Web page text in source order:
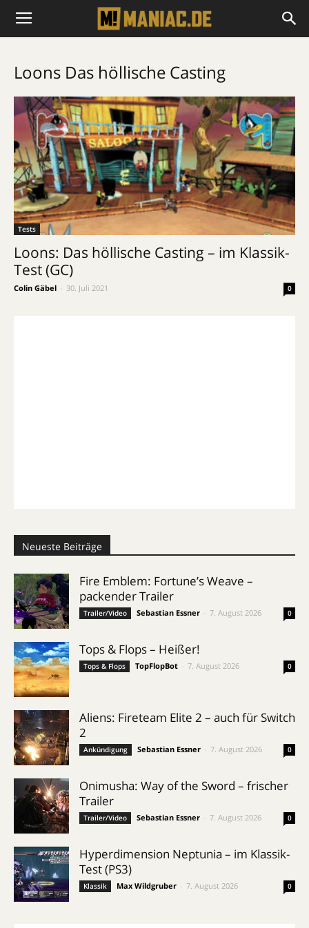
Loons Das höllische Casting
Tests
Loons: Das höllische Casting – im Klassik-
Test (GC)
Colin Gäbel 30. Juli 2021 0
Neueste Beiträge
Fire Emblem: Fortune’s Weave –
packender Trailer
Trailer/Video Sebastian Essner 7. August 2026 0
Tops & Flops – Heißer!
Tops & Flops TopFlopBot 7. August 2026 0
Aliens: Fireteam Elite 2 – auch für Switch
2
Ankündigung Sebastian Essner 7. August 2026 0
Onimusha: Way of the Sword – frischer
Trailer
Trailer/Video Sebastian Essner 7. August 2026 0
Hyperdimension Neptunia – im Klassik-
Test (PS3)
Klassik Max Wildgruber 7. August 2026 0